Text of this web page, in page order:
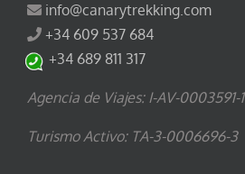
info@canarytrekking.com
+34 609 537 684
+34 689 811 317
Agencia de Viajes: I-AV-0003591-1
Turismo Activo: TA-3-0006696-3